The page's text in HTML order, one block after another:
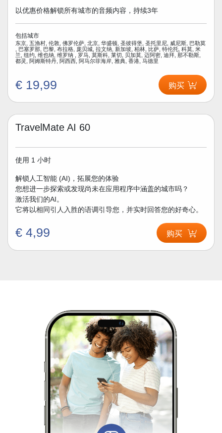
以优惠价格解锁所有城市的音频内容，持续3年
包括城市
东京, 五渔村, 伦敦, 佛罗伦萨, 北京, 华盛顿, 圣彼得堡, 圣托里尼, 威尼斯, 巴勒莫
, 巴塞罗那, 巴黎, 布拉格, 庞贝城, 拉文纳, 新加坡, 柏林, 比萨, 特伦托, 科莫, 米
兰, 纽约, 维也纳, 维罗纳 , 罗马, 莫斯科, 莱切, 贝加莫, 迈阿密, 迪拜, 那不勒斯,
都灵, 阿姆斯特丹, 阿西西, 阿马尔菲海岸, 雅典, 香港, 马德里
€ 19,99 购买
TravelMate AI 60
使用 1 小时
解锁人工智能 (AI)，拓展您的体验
您想进一步探索或发现尚未在应用程序中涵盖的城市吗？
激活我们的AI。
它将以相同引人入胜的语调引导您，并实时回答您的好奇心。
€ 4,99 购买